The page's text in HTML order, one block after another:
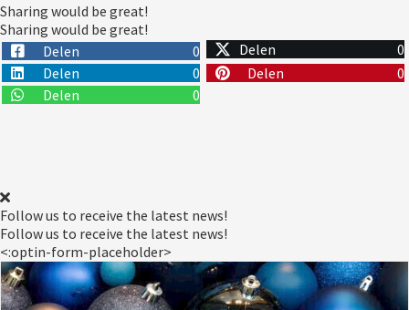
Sharing would be great!
Sharing would be great!
Delen
0 Delen
0
Delen
0 Delen
0
Delen
0
Follow us to receive the latest news!
Follow us to receive the latest news!
<:optin-form-placeholder>